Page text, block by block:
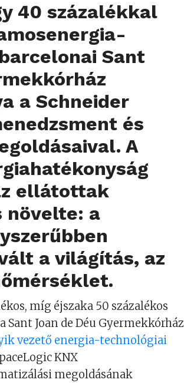
40 százalékkal
Sant
a Schneider
és
A
ellátottak
a
a világítás, az
míg éjszaka 50 százalékos
Joan de Déu Gyermekkórház
vezető energia-technológiai
KNX
megoldásának